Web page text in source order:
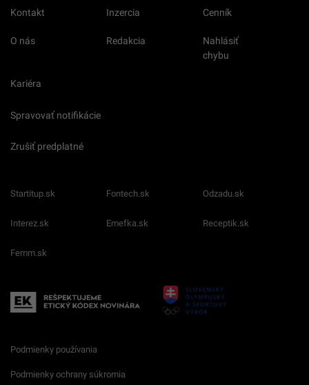
Kontakt Inzercia Cenník
O nás Redakcia
Nahlásiť
chybu
Kariéra
Spravovať notifikácie
Zrušiť predplatné
Startitup.sk Fontech.sk Odzadu.sk
Interez.sk Emefka.sk Receptik.sk
Femm.sk
Podmienky používania
Podmienky ochrany súkromia